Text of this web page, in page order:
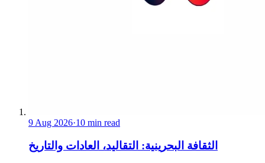
9 Aug 2026·10 min read
الثقافة البحرينية: التقاليد، العادات والتاريخ